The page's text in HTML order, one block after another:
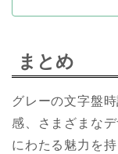
まとめ
グレーの文字盤
感、さまざまな
にわたる魅力を持